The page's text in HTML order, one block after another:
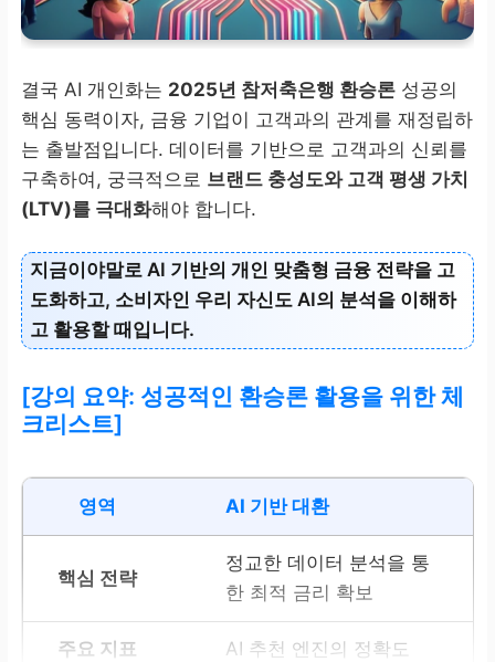
결국 AI 개인화는 2025년 참저축은행 환승론 성공의
핵심 동력이자, 금융 기업이 고객과의 관계를 재정립하
는 출발점입니다. 데이터를 기반으로 고객과의 신뢰를
구축하여, 궁극적으로 브랜드 충성도와 고객 평생 가치
(LTV)를 극대화해야 합니다.
지금이야말로 AI 기반의 개인 맞춤형 금융 전략을 고
도화하고, 소비자인 우리 자신도 AI의 분석을 이해하
고 활용할 때입니다.
[강의 요약: 성공적인 환승론 활용을 위한 체
크리스트]
AI 기반 대환
정교한 데이터 분석을 통
한 최적 금리 확보
AI 추천 엔진의 정확도